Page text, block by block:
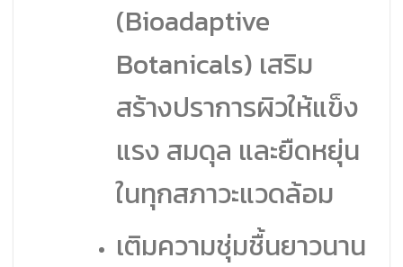
(Bioadaptive
Botanicals) เสริม
สร้างปราการผิวให้แข็ง
แรง สมดุล และยืดหยุ่น
ในทุกสภาวะแวดล้อม
เติมความชุ่มชื้นยาวนาน